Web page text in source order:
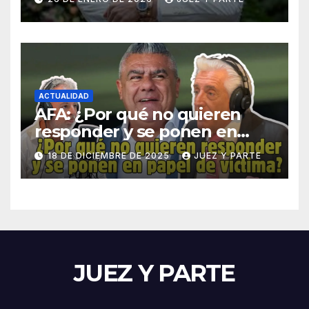
niveles superiores de la
maniobra
ACTUALIDAD
AFA: ¿Por qué no quieren
responder y se ponen en
papel de víctima? Asi
cuestiona Daniel Vítolo
18 DE DICIEMBRE DE 2025 JUEZ Y PARTE
JUEZ Y PARTE